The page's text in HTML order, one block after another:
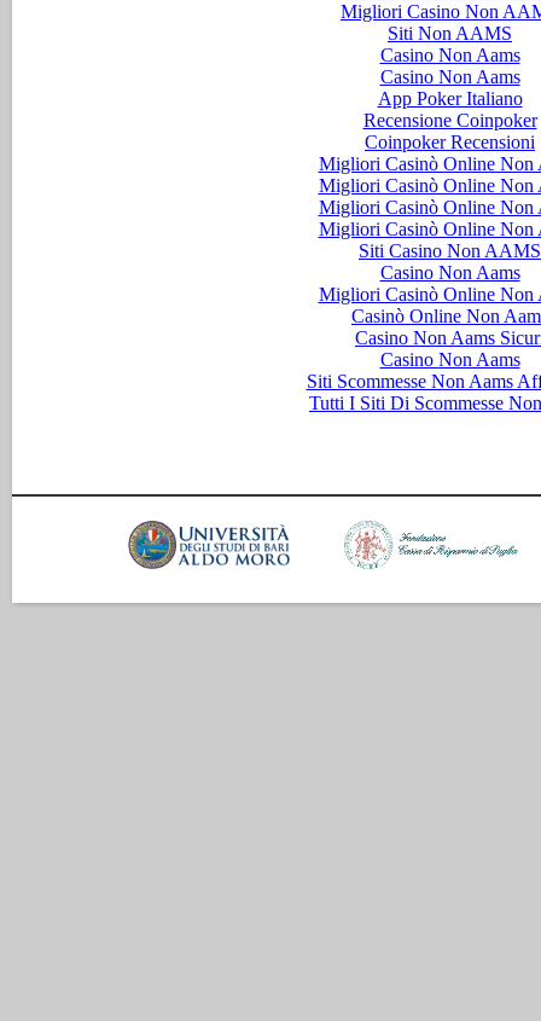
Migliori Casino Non
Siti Non AAMS
Casino Non Aams
Casino Non Aams
App Poker Italiano
Recensione Coinpoker
Coinpoker Recensioni
Migliori Casinò Online Non
Migliori Casinò Online Non
Migliori Casinò Online Non
Migliori Casinò Online Non
Siti Casino Non AAMS
Casino Non Aams
Migliori Casinò Online Non
Casinò Online Non
Casino Non Aams
Casino Non Aams
Siti Scommesse Non Aams
Tutti I Siti Di Scommesse